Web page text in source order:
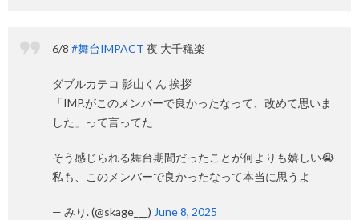
6/8 #舞台IMPACT 夜 大千穐楽
ダブルカテコ 影山くん 挨拶
「IMP.がこのメンバーで良かったなって、改めて思いま
した」って言ってた
そう感じられる舞台期間だったことが何よりも嬉しい😭
私も、このメンバーで良かったなって本当に思うよ
— みり. (@skage___) June 8, 2025